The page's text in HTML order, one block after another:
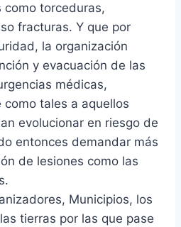
como torceduras,
fracturas. Y que por
la organización
y evacuación de las
médicas,
como tales a aquellos
evolucionar en riesgo de
entonces demandar más
de lesiones como las
Municipios, los
tierras por las que pase